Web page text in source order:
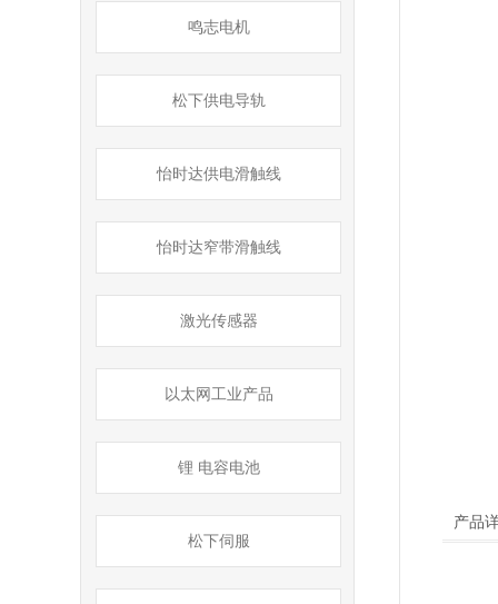
鸣志电机
松下供电导轨
怡时达供电滑触线
怡时达窄带滑触线
激光传感器
以太网工业产品
锂 电容电池
松下伺服
产品